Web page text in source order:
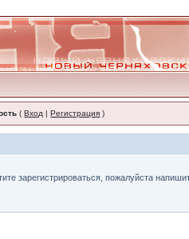
(Вход |Регистрация )
зарегистрироваться, пожалуйста